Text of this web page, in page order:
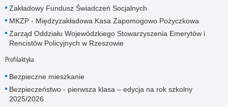
Zakładowy Fundusz Świadczeń Socjalnych
MKZP - Międzyzakładowa Kasa Zapomogowo Pożyczkowa
Zarząd Oddziału Wojewódzkiego Stowarzyszenia Emerytów i
Rencistów Policyjnych w Rzeszowie
Profilaktyka
Bezpieczne mieszkanie
Bezpieczeństwo - pierwsza klasa – edycja na rok szkolny
2025/2026